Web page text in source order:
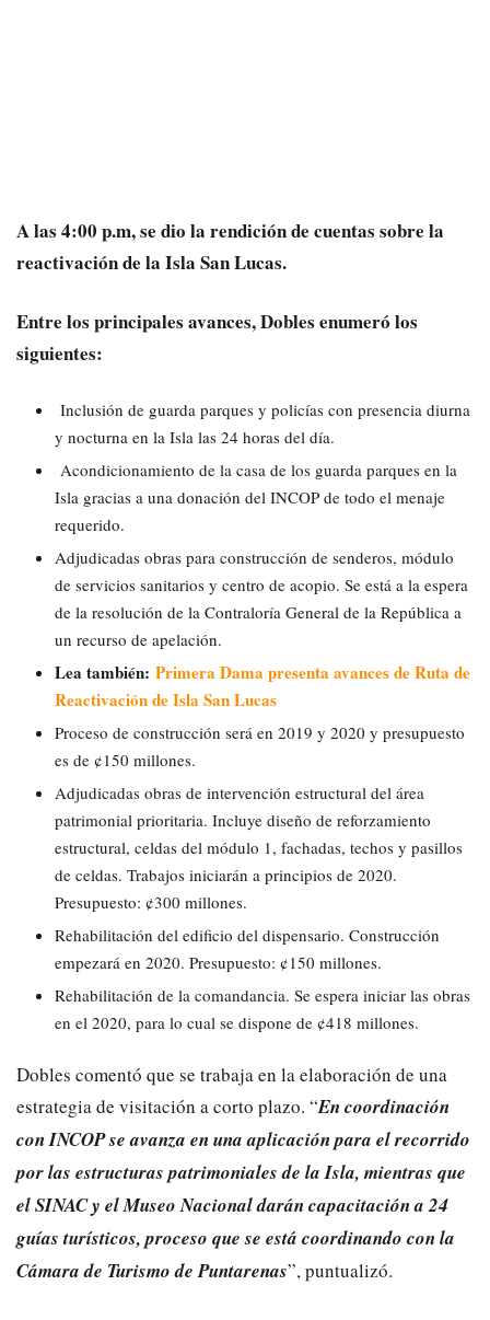
A las 4:00 p.m, se dio la rendición de cuentas sobre la
reactivación de la Isla San Lucas.
Entre los principales avances, Dobles enumeró los
siguientes:
Inclusión de guarda parques y policías con presencia diurna
y nocturna en la Isla las 24 horas del día.
Acondicionamiento de la casa de los guarda parques en la
Isla gracias a una donación del INCOP de todo el menaje
requerido.
Adjudicadas obras para construcción de senderos, módulo
de servicios sanitarios y centro de acopio. Se está a la espera
de la resolución de la Contraloría General de la República a
un recurso de apelación.
Lea también: Primera Dama presenta avances de Ruta de
Reactivación de Isla San Lucas
Proceso de construcción será en 2019 y 2020 y presupuesto
es de ¢150 millones.
Adjudicadas obras de intervención estructural del área
patrimonial prioritaria. Incluye diseño de reforzamiento
estructural, celdas del módulo 1, fachadas, techos y pasillos
de celdas. Trabajos iniciarán a principios de 2020.
Presupuesto: ¢300 millones.
Rehabilitación del edificio del dispensario. Construcción
empezará en 2020. Presupuesto: ¢150 millones.
Rehabilitación de la comandancia. Se espera iniciar las obras
en el 2020, para lo cual se dispone de ¢418 millones.
Dobles comentó que se trabaja en la elaboración de una
estrategia de visitación a corto plazo. “En coordinación
con INCOP se avanza en una aplicación para el recorrido
por las estructuras patrimoniales de la Isla, mientras que
el SINAC y el Museo Nacional darán capacitación a 24
guías turísticos, proceso que se está coordinando con la
Cámara de Turismo de Puntarenas”, puntualizó.